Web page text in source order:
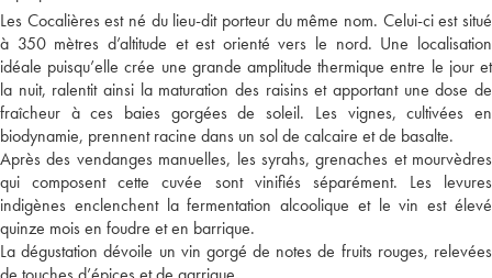
Les Cocalières est né du lieu-dit porteur du même nom. Celui-ci est situé
à 350 mètres d’altitude et est orienté vers le nord. Une localisation
idéale puisqu’elle crée une grande amplitude thermique entre le jour et
la nuit, ralentit ainsi la maturation des raisins et apportant une dose de
fraîcheur à ces baies gorgées de soleil. Les vignes, cultivées en
biodynamie, prennent racine dans un sol de calcaire et de basalte.
Après des vendanges manuelles, les syrahs, grenaches et mourvèdres
qui composent cette cuvée sont vinifiés séparément. Les levures
indigènes enclenchent la fermentation alcoolique et le vin est élevé
quinze mois en foudre et en barrique.
La dégustation dévoile un vin gorgé de notes de fruits rouges, relevées